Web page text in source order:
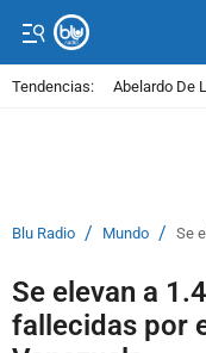
Tendencias: Abelardo De
Blu Radio / Mundo / Se
Se elevan a
fallecidas por